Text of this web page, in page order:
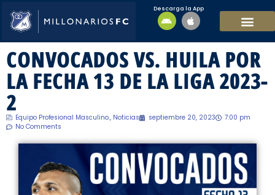
Descarga la App
CONVOCADOS VS. HUILA POR
LA FECHA 13 DE LA LIGA 2023-
2
Equipo Profesional Masculino., Noticias septiembre 20, 2023
7:00 pm
No Comments